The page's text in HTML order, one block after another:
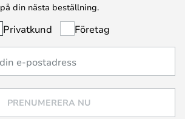
på din nästa beställning.
Privatkund Företag
PRENUMERERA NU